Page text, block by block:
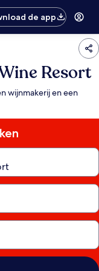
de app
Resort
wijnmakerij en een